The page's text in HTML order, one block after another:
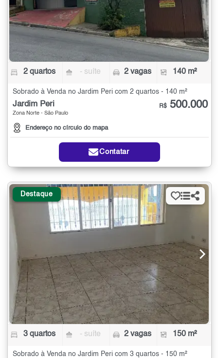
2 quartos - suíte 2 vagas 140 m²
Sobrado à Venda no Jardim Peri com 2 quartos - 140 m²
Jardim Peri
Zona Norte - São Paulo
Endereço no círculo do mapa
R$ 500.000
Contatar
Destaque
3 quartos - suíte 2 vagas 150 m²
Sobrado à Venda no Jardim Peri com 3 quartos - 150 m²